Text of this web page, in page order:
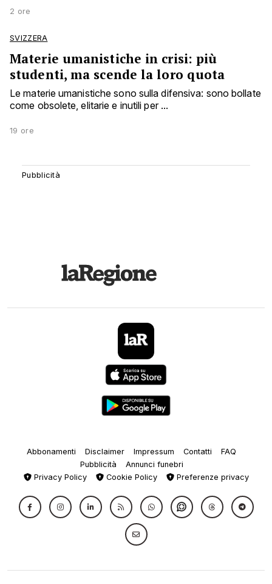
2 ore
SVIZZERA
Materie umanistiche in crisi: più
studenti, ma scende la loro quota
Le materie umanistiche sono sulla difensiva: sono bollate
come obsolete, elitarie e inutili per ...
19 ore
Abbonamenti Disclaimer Impressum Contatti
FAQ
Pubblicità
Annunci funebri
Privacy Policy
Cookie Policy Preferenze privacy